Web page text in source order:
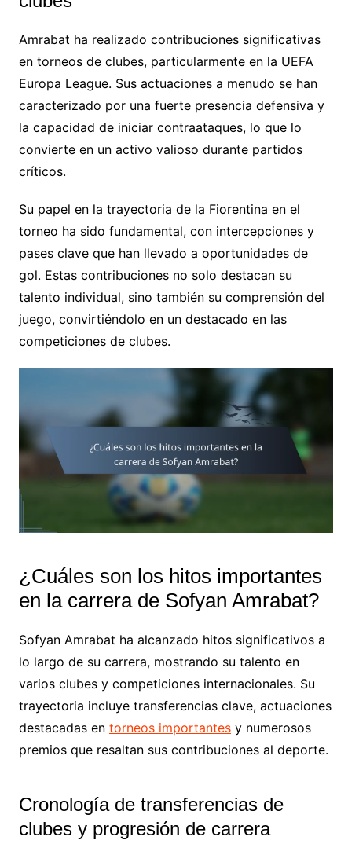
Amrabat ha realizado contribuciones significativas
en torneos de clubes, particularmente en la UEFA
Europa League. Sus actuaciones a menudo se han
caracterizado por una fuerte presencia defensiva y
la capacidad de iniciar contraataques, lo que lo
convierte en un activo valioso durante partidos
críticos.
Su papel en la trayectoria de la Fiorentina en el
torneo ha sido fundamental, con intercepciones y
pases clave que han llevado a oportunidades de
gol. Estas contribuciones no solo destacan su
talento individual, sino también su comprensión del
juego, convirtiéndolo en un destacado en las
competiciones de clubes.
¿Cuáles son los hitos importantes
en la carrera de Sofyan Amrabat?
Sofyan Amrabat ha alcanzado hitos significativos a
lo largo de su carrera, mostrando su talento en
varios clubes y competiciones internacionales. Su
trayectoria incluye transferencias clave, actuaciones
destacadas en torneos importantesy numerosos
premios que resaltan sus contribuciones al deporte.
Cronología de transferencias de
clubes y progresión de carrera